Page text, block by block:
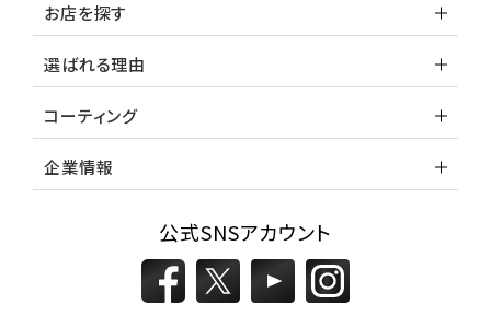
お店を探す
選ばれる理由
コーティング
企業情報
公式SNSアカウント